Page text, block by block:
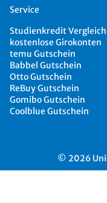
Service
Studienkredit Vergleich
kostenlose Girokonten
temu Gutschein
Babbel Gutschein
Otto Gutschein
ReBuy Gutschein
Gomibo Gutschein
Coolblue Gutschein
© 2026